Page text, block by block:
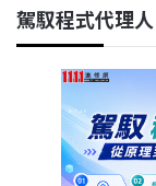
駕馭程式代理人